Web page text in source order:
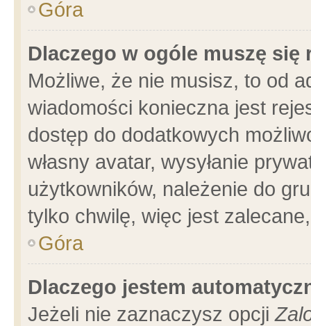
Góra
Dlaczego w ogóle muszę się
Możliwe, że nie musisz, to od
wiadomości konieczna jest
dostęp do dodatkowych
własny avatar, wysyłanie
użytkowników, należenie do
tylko chwilę, więc jest
Góra
Dlaczego jestem
Jeżeli nie zaznaczysz opcji